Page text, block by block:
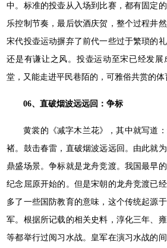
中。标准的投壶从入场到比赛，都有固定
乐控制节奏，最后饮酒庆贺，整个过程井
宋代投壶运动摒弃了前代一些过于繁琐的
还是有谦让之风。投壶运动至宋已经发展
堂，又能走进平民巷陌的，可雅俗共赏的体
06、直破烟波远远回：争标
黄裳的《减字木兰花》，其中就写道
褚。鼓击春雷，直破烟波远远回。由此就
鼎盛场景。争标就是龙舟竞渡。我国最早
纪念屈原开始的。但是宋朝的龙舟竞渡已
多了一些国防教育的意味，这个传统起源
军。根据所记载的相关史料，淳化三年、
等都举行过阅习水战。皇军在演习水战的